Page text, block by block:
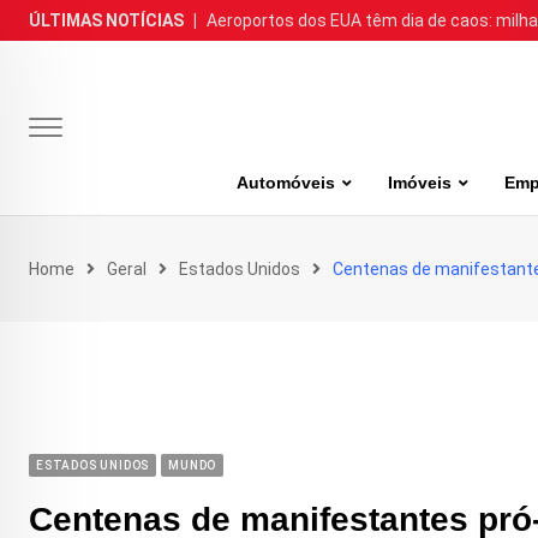
Skip
to
ÚLTIMAS NOTÍCIAS Aeroportos dos EUA têm dia de caos:
Automóveis Imóveis
Home Geral Estados Unidos Centenas de
ESTADOS UNIDOS MUNDO
Centenas de manifestantes